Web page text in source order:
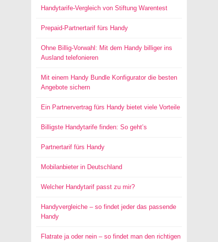
Handytarife-Vergleich von Stiftung Warentest
Prepaid-Partnertarif fürs Handy
Ohne Billig-Vorwahl: Mit dem Handy billiger ins
Ausland telefonieren
Mit einem Handy Bundle Konfigurator die besten
Angebote sichern
Ein Partnervertrag fürs Handy bietet viele Vorteile
Billigste Handytarife finden: So geht’s
Partnertarif fürs Handy
Mobilanbieter in Deutschland
Welcher Handytarif passt zu mir?
Handyvergleiche – so findet jeder das passende
Handy
Flatrate ja oder nein – so findet man den richtigen